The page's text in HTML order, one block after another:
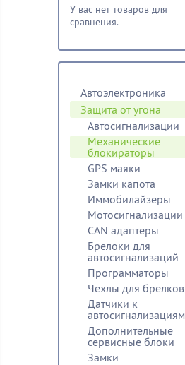
У вас нет товаров для
сравнения.
Автоэлектроника
Защита от угона
Автосигнализации
Механические
блoкираторы
GPS маяки
Замки капота
Иммобилайзеры
Мотосигнализации
CAN адаптеры
Брелоки для
автосигнализаций
Программаторы
Чехлы для брелков
Датчики к
автосигнализациям
Дополнительные
сервисные блоки
Замки